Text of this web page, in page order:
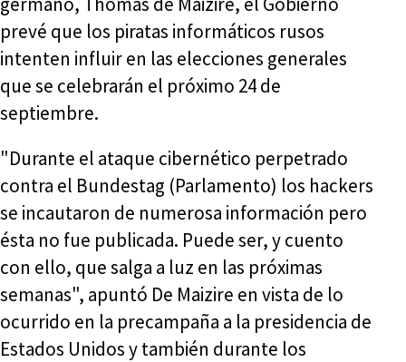
prevé que los piratas informáticos rusos
intenten influir en las elecciones generales
que se celebrarán el próximo 24 de
septiembre.
"Durante el ataque cibernético perpetrado
contra el Bundestag (Parlamento) los hackers
se incautaron de numerosa información pero
ésta no fue publicada. Puede ser, y cuento
con ello, que salga a luz en las próximas
semanas", apuntó De Maizire en vista de lo
ocurrido en la precampaña a la presidencia de
Estados Unidos y también durante los